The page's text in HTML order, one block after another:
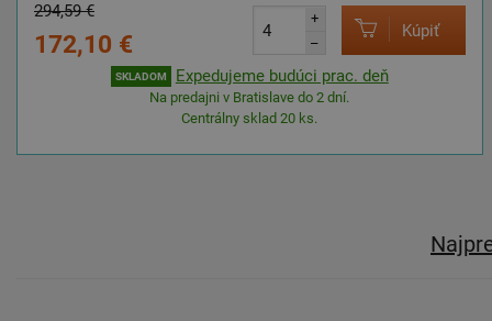
294,59 €
172,10 €
+
–
Kúpiť
SKLADOM Expedujeme budúci prac. deň
Na predajni v Bratislave do 2 dní.
Centrálny sklad 20 ks.